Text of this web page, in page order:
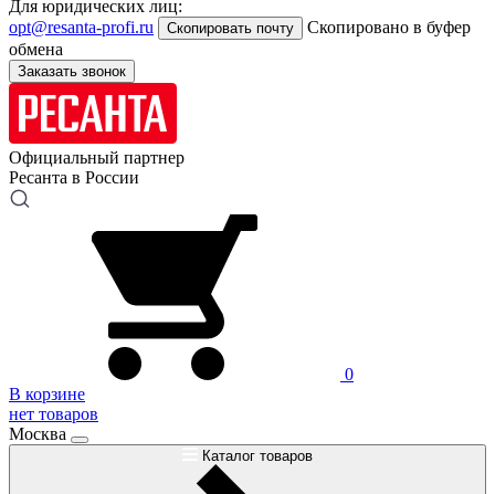
Для юридических лиц:
opt@resanta-profi.ru
Скопировать почту
Скопировано в буфер
обмена
Заказать звонок
Официальный партнер
Ресанта в России
0
В корзине
нет товаров
Москва
Каталог товаров